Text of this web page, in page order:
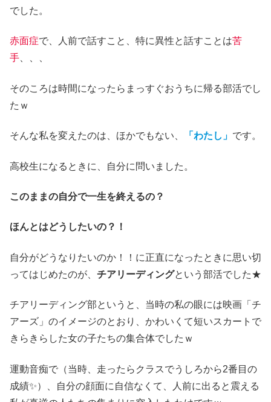
でした。
赤面症で、人前で話すこと、特に異性と話すことは苦
手
そのころは時間になったらまっすぐおうちに帰る部活でし
たｗ
そんな私を変えたのは、ほかでもない、 「わたし」 です。
高校生になるときに、自分に問いました。
このままの自分で一生を終えるの？
ほんとはどうしたいの？！
自分がどうなりたいのか！！に正直になったときに思い切
ってはじめたのが、 チアリーディングという部活でした★
チアリーディング部というと、当時の私の眼には映画「チ
アーズ」のイメージのとおり、かわいくて短いスカートで
きらきらした女の子たちの集合体でしたｗ
運動音痴で（当時、走ったらクラスでうしろから2番目の
成績✨）、自分の顔面に自信なくて、人前に出ると震える